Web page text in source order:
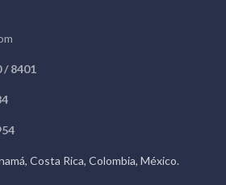
/ 8401
Costa Rica, Colombia, México.